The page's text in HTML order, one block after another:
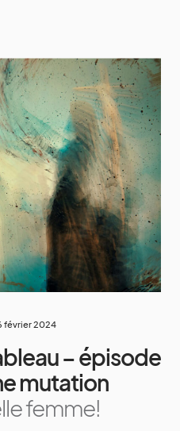
février 2024
– épisode
mutation
femme!